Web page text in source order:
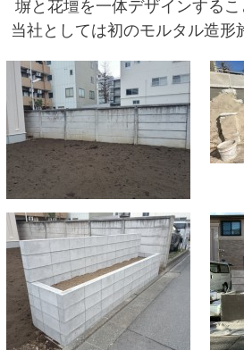
塀と花壇を一体デザインする
当社としては初のモルタル造形